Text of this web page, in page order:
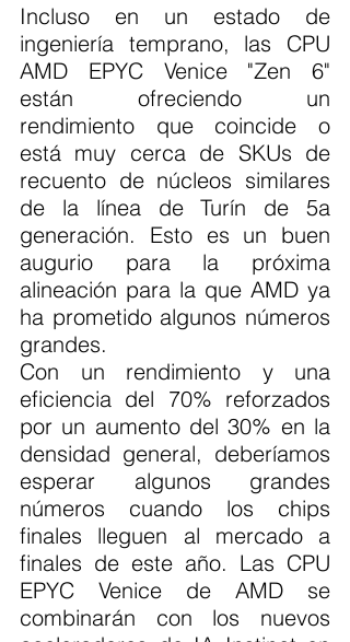
Incluso en un estado de
ingeniería temprano, las CPU
AMD EPYC Venice "Zen 6"
están ofreciendo un
rendimiento que coincide o
está muy cerca de SKUs de
recuento de núcleos similares
de la línea de Turín de 5a
generación. Esto es un buen
augurio para la próxima
alineación para la que AMD ya
ha prometido algunos números
grandes.
Con un rendimiento y una
eficiencia del 70% reforzados
por un aumento del 30% en la
densidad general, deberíamos
esperar algunos grandes
números cuando los chips
finales lleguen al mercado a
finales de este año. Las CPU
EPYC Venice de AMD se
combinarán con los nuevos